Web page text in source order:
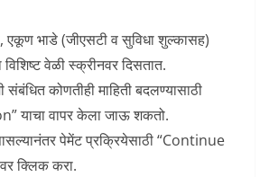
एकूण भाडे (जीएसटी व सुविधा शुल्कासह)
वेळी स्क्रीनवर दिसतात.
कोणतीही माहिती बदलण्यासाठी
याचा वापर केला जाऊ शकतो.
पेमेंट प्रक्रियेसाठी “Continue
क्लिक करा.